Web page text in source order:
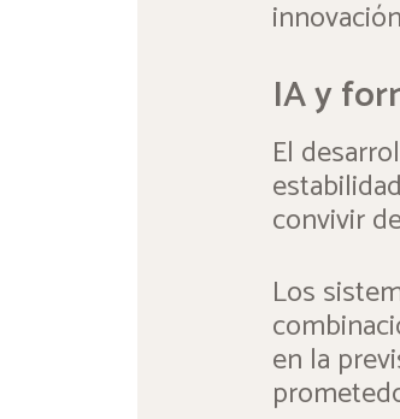
IA y
El
convivir
Los
en la